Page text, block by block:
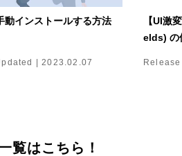
動インストールする方法
|2023.02.07
【UI激
elds) の
覧はこちら！